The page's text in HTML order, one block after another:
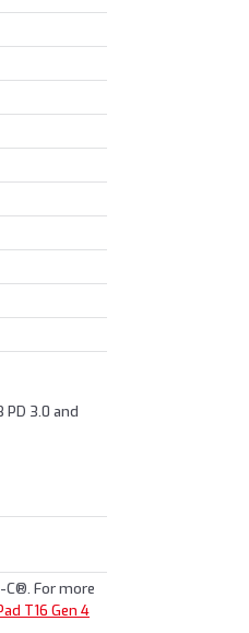
3.0 and
For more
T16 Gen 4